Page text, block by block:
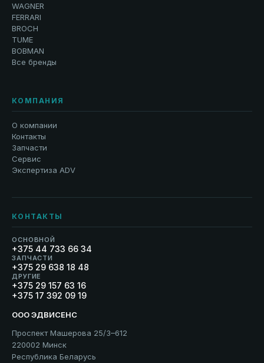
WAGNER
FERRARI
BROCH
TUME
BOBMAN
Все бренды
КОМПАНИЯ
О компании
Контакты
Запчасти
Сервис
Экспертиза ADV
КОНТАКТЫ
ОСНОВНОЙ
+375 44 733 66 34
ЗАПЧАСТИ
+375 29 638 18 48
ДРУГИЕ
+375 29 157 63 16
+375 17 392 09 19
ООО ЭДВИСЕНС
Проспект Машерова 25/3–612
220002 Минск
Республика Беларусь